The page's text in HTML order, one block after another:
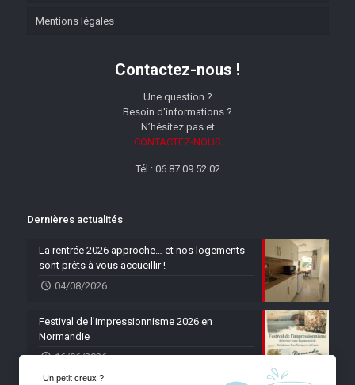
Mentions légales
Contactez-nous !
Une question ?
Besoin d'informations ?
N’hésitez pas et
CONTACTEZ-NOUS
Tél : 06 87 09 52 02
Dernières actualités
La rentrée 2026 approche… et nos logements
sont prêts à vous accueillir !
04/08/2026
Festival de l’impressionnisme 2026 en
Normandie
16/06/2026
Un petit creux ?